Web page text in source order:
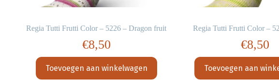
Regia Tutti Frutti Color – 5226 – Dragon fruit
€8,50
Toevoegen aan winkelwagen
Regia Tutti Frutti Color –
€8,50
Toevoegen aan